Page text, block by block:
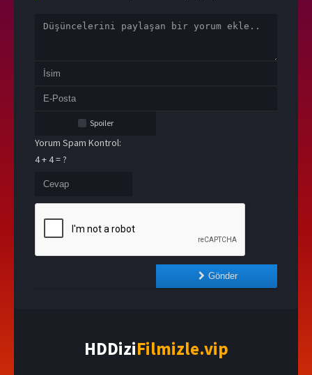
Spoiler
Yorum Spam Kontrol:
4 + 4 = ?
Gönder
HDDiziFilmizle.vip